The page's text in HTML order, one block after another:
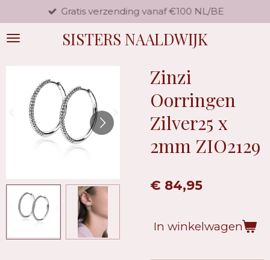
direct
naar
SISTERS NAALDWIJK
Gratis verzending vanaf €100 NL/BE
Zinzi
Oorringen
Zilver25 x
2mm ZIO2129
€ 84,95
In winkelwagen